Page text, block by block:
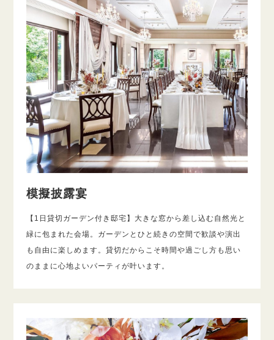
模擬披露宴
【1日貸切ガーデン付き邸宅】大きな窓から差し込む自然光と
緑に包まれた会場。ガーデンとひと続きの空間で歓談や演出
も自由に楽しめます。貸切だからこそ時間や過ごし方も思い
のままに心地よいパーティが叶います。